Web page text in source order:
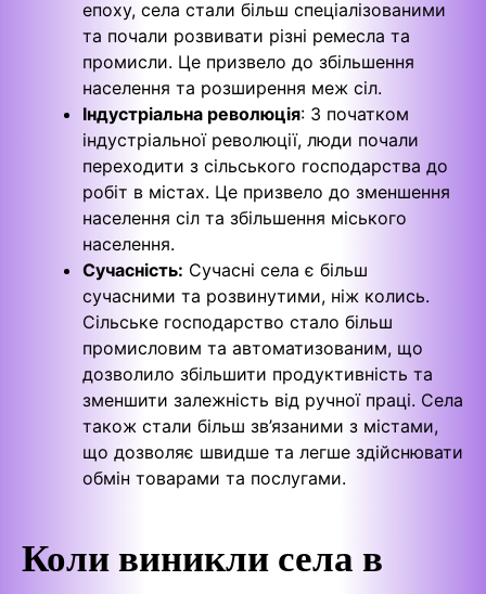
епоху, села стали більш спеціалізованими
та почали розвивати різні ремесла та
промисли. Це призвело до збільшення
населення та розширення меж сіл.
Індустріальна революція: З початком
індустріальної революції, люди почали
переходити з сільського господарства до
робіт в містах. Це призвело до зменшення
населення сіл та збільшення міського
населення.
Сучасність: Сучасні села є більш
сучасними та розвинутими, ніж колись.
Сільське господарство стало більш
промисловим та автоматизованим, що
дозволило збільшити продуктивність та
зменшити залежність від ручної праці. Села
також стали більш зв’язаними з містами,
що дозволяє швидше та легше здійснювати
обмін товарами та послугами.
Коли виникли села в